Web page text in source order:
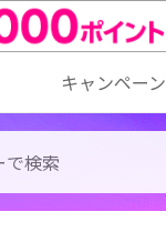
キャンペーン